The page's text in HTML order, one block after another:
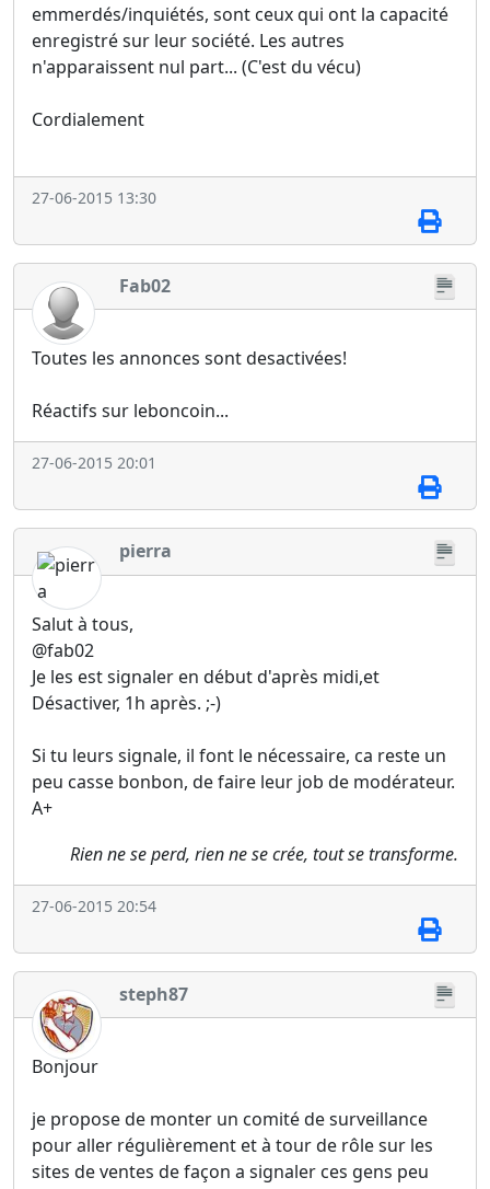
emmerdés/inquiétés, sont ceux qui ont la capacité
enregistré sur leur société. Les autres
n'apparaissent nul part... (C'est du vécu)
Cordialement
27-06-2015 13:30
Fab02
Toutes les annonces sont desactivées!
Réactifs sur leboncoin...
27-06-2015 20:01
pierra
Salut à tous,
@fab02
Je les est signaler en début d'après midi,et
Désactiver, 1h après. ;-)
Si tu leurs signale, il font le nécessaire, ca reste un
peu casse bonbon, de faire leur job de modérateur.
A+
Rien ne se perd, rien ne se crée, tout se transforme.
27-06-2015 20:54
steph87
Bonjour
je propose de monter un comité de surveillance
pour aller régulièrement et à tour de rôle sur les
sites de ventes de façon a signaler ces gens peu